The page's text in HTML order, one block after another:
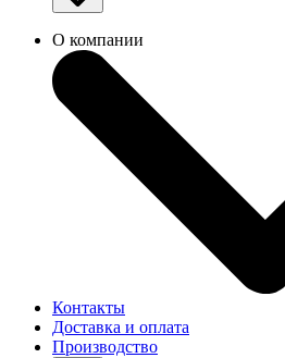
О компании
Контакты
Доставка и оплата
Производство